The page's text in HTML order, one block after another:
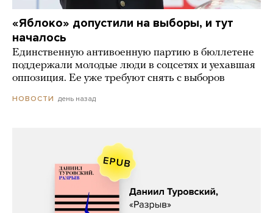
«Яблоко» допустили на выборы, и тут
началось
Единственную антивоенную партию в бюллетене
поддержали молодые люди в соцсетях и уехавшая
оппозиция. Ее уже требуют снять с выборов
НОВОСТИ день назад